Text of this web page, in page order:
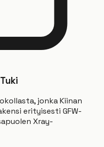
jonka Kiinan
erityisesti GFW-
Xray-